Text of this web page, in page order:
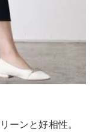
ーンと好相性。